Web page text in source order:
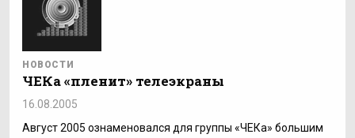
НОВОСТИ
ЧЕКа «пленит» телеэкраны
16.08.2005
Август 2005 ознаменовался для группы «ЧЕКа» большим